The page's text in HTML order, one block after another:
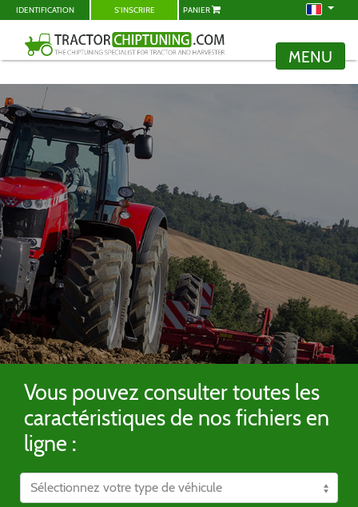
IDENTIFICATION S'INSCRIRE PANIER
MENU
Vous pouvez consulter toutes les
caractéristiques de nos fichiers en
ligne :